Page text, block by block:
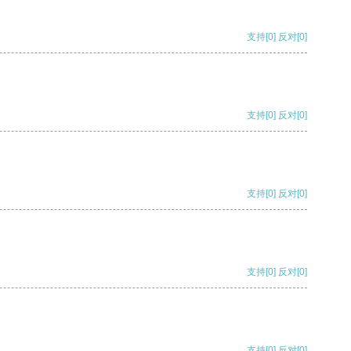
支持[0] 反对[0]
支持[0] 反对[0]
支持[0] 反对[0]
支持[0] 反对[0]